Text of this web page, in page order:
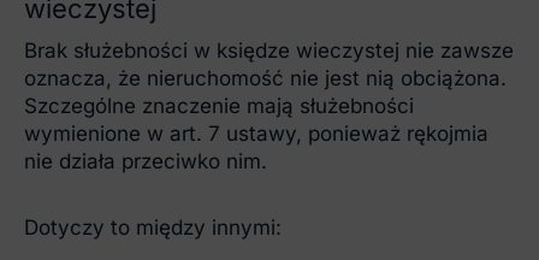
wieczystej
Brak służebności w księdze wieczystej nie zawsze
oznacza, że nieruchomość nie jest nią obciążona.
Szczególne znaczenie mają służebności
wymienione w art. 7 ustawy, ponieważ rękojmia
nie działa przeciwko nim.
Dotyczy to między innymi: